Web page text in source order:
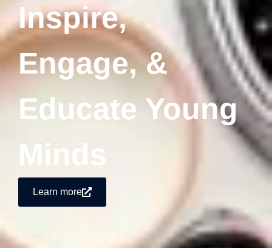
Inspire,
Engage, &
Educate Young
Minds
Learn more